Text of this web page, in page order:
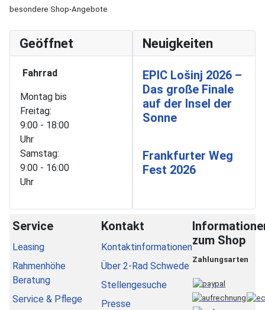
besondere Shop-Angebote
Geöffnet
Fahrrad
Montag bis
Freitag:
9:00 - 18:00
Uhr
Samstag:
9:00 - 16:00
Uhr
Neuigkeiten
EPIC Lošinj 2026 –
Das große Finale
auf der Insel der
Sonne
Frankfurter Weg
Fest 2026
Service
Leasing
Rahmenhöhe
Beratung
Service & Pflege
Kontakt
Kontaktinformationen
Über 2-Rad Schwede
Stellengesuche
Presse
zum Shop
Zahlungsarten